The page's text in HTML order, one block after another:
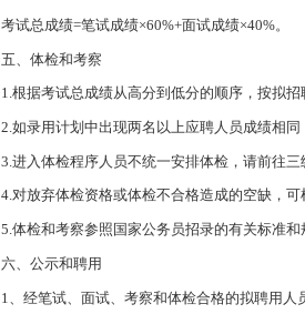
考试总成绩=笔试成绩×60%+面试成绩×40%。
五、体检和考察
1.根据考试总成绩从高分到低分的顺序，按拟招
2.如录用计划中出现两名以上应聘人员成绩相
3.进入体检程序人员不统一安排体检，请前往三
4.对放弃体检资格或体检不合格造成的空缺，
5.体检和考察参照国家公务员招录的有关标准和
六、公示和聘用
1、经笔试、面试、考察和体检合格的拟聘用人